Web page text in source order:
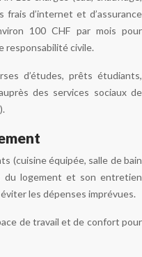
d’internet et d’assurance
100 CHF par mois pour
responsabilité civile.
d’études, prêts étudiants,
des services sociaux de
(cuisine équipée, salle de bain
du logement et son entretien
les dépenses imprévues.
de travail et de confort pour